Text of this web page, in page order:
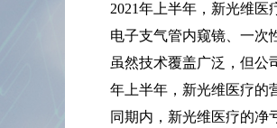
2021年上半年，新光维
电子支气管内窥镜、一次
虽然技术覆盖广泛，但公
年上半年，新光维医疗的
同期内，新光维医疗的净